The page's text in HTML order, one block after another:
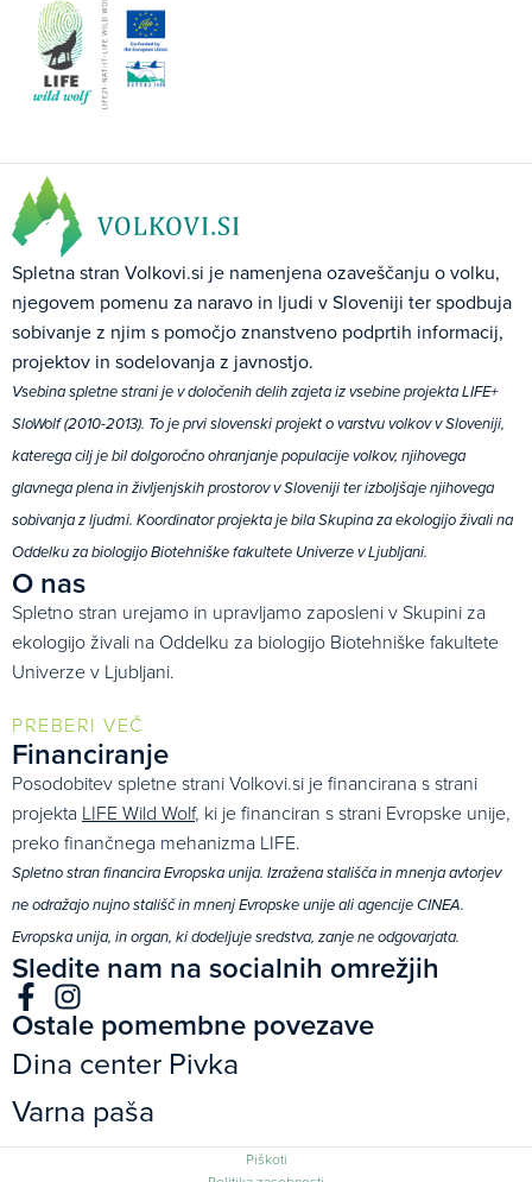
Spletna stran Volkovi.si je namenjena ozaveščanju o volku,
njegovem pomenu za naravo in ljudi v Sloveniji ter spodbuja
sobivanje z njim s pomočjo znanstveno podprtih informacij,
projektov in sodelovanja z javnostjo.
Vsebina spletne strani je v določenih delih zajeta iz vsebine projekta LIFE+
SloWolf (2010-2013). To je prvi slovenski projekt o varstvu volkov v Sloveniji,
katerega cilj je bil dolgoročno ohranjanje populacije volkov, njihovega
glavnega plena in življenjskih prostorov v Sloveniji ter izboljšaje njihovega
sobivanja z ljudmi. Koordinator projekta je bila Skupina za ekologijo živali na
Oddelku za biologijo Biotehniške fakultete Univerze v Ljubljani.
O nas
Spletno stran urejamo in upravljamo zaposleni v Skupini za
ekologijo živali na Oddelku za biologijo Biotehniške fakultete
Univerze v Ljubljani.
PREBERI VEČ
Financiranje
Posodobitev spletne strani Volkovi.si je financirana s strani
projekta LIFE Wild Wolf, ki je financiran s strani Evropske unije,
preko finančnega mehanizma LIFE.
Spletno stran financira Evropska unija. Izražena stališča in mnenja avtorjev
ne odražajo nujno stališč in mnenj Evropske unije ali agencije CINEA.
Evropska unija, in organ, ki dodeljuje sredstva, zanje ne odgovarjata.
Sledite nam na socialnih omrežjih
Ostale pomembne povezave
Dina center Pivka
Varna paša
Piškoti